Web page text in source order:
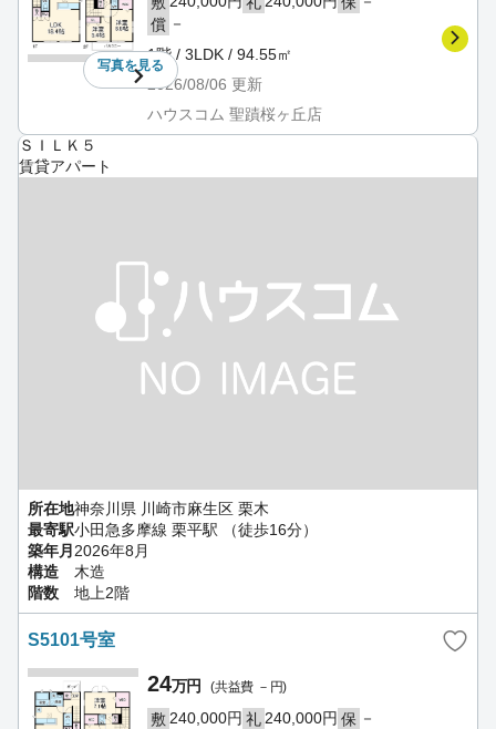
写真を見る
償 －
1階 / 3LDK / 94.55㎡
2026/08/06 更新
ハウスコム 聖蹟桜ヶ丘店
ＳＩＬＫ５
賃貸アパート
所在地神奈川県 川崎市麻生区 栗木
最寄駅小田急多摩線 栗平駅 （徒歩16分）
築年月 2026年8月
構造
木造
階数
地上2階
S5101号室
24万円 (共益費 －円)
敷 240,000円 礼 240,000円 保 －